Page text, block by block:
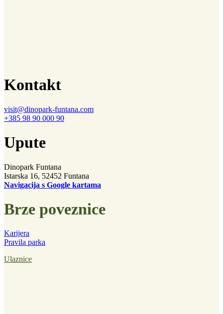
Kontakt
visit@dinopark-funtana.com
+385 98 90 000 90
Upute
Dinopark Funtana
Istarska 16, 52452 Funtana
Navigacija s Google kartama
Brze poveznice
Karijera
Pravila parka
Ulaznice